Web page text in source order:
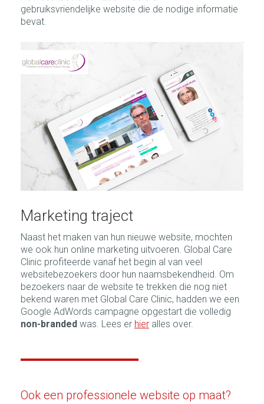
gebruiksvriendelijke website die de nodige informatie
bevat.
Marketing traject
Naast het maken van hun nieuwe website, mochten
we ook hun online marketing uitvoeren. Global Care
Clinic profiteerde vanaf het begin al van veel
websitebezoekers door hun naamsbekendheid. Om
bezoekers naar de website te trekken die nog niet
bekend waren met Global Care Clinic, hadden we een
Google AdWords campagne opgestart die volledig
non-branded was. Lees er hier alles over.
Ook een professionele website op maat?